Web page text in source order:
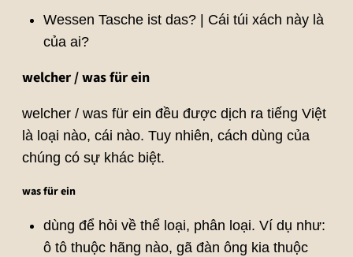
Wessen Tasche ist das? | Cái túi xách này là
của ai?
welcher / was für ein
welcher / was für ein đều được dịch ra tiếng Việt
là loại nào, cái nào. Tuy nhiên, cách dùng của
chúng có sự khác biệt.
was für ein
dùng để hỏi về thể loại, phân loại. Ví dụ như:
ô tô thuộc hãng nào, gã đàn ông kia thuộc